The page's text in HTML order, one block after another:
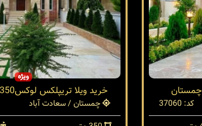
کد: 37060
ویژه
خرید ویلا تریپلکس لوکس350متری در چمستان
چمستان / سعادت آباد